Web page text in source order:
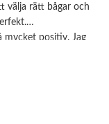
välja rätt bågar och
som behöver